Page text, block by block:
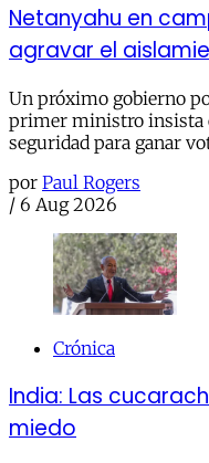
Netanyahu en
agravar el
Un próximo gobierno
primer ministro insista
seguridad para ganar
por Paul Rogers
/ 6 Aug 2026
Crónica
India: Las
miedo